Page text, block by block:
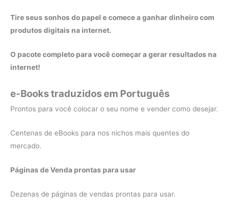
Tire seus sonhos do papel e comece a ganhar dinheiro com
produtos digitais na internet.
O pacote completo para você começar a gerar resultados na
internet!
e-Books traduzidos em Português
Prontos para você colocar o seu nome e vender como desejar.
Centenas de eBooks para nos nichos mais quentes do
mercado.
Páginas de Venda prontas para usar
Dezenas de páginas de vendas prontas para usar.